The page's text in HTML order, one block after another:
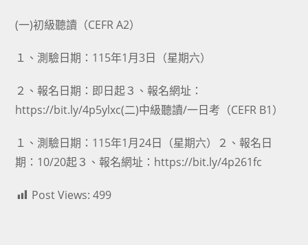
(一)初級聽讀（CEFR A2）
１、測驗日期：115年1月3日（星期六）
２、報名日期：即日起３、報名網址：
https://bit.ly/4p5ylxc(二)中級聽讀/一日考（CEFR B1）
１、測驗日期：115年1月24日（星期六）２、報名日
期：10/20起３、報名網址：https://bit.ly/4p261fc
Post Views: 499